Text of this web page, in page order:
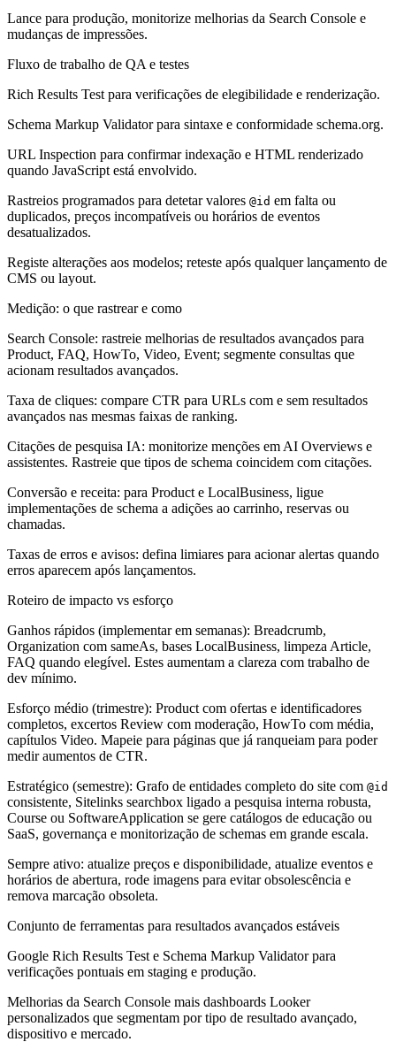
Lance para produção, monitorize melhorias da Search Console e
mudanças de impressões.
Fluxo de trabalho de QA e testes
Rich Results Test para verificações de elegibilidade e renderização.
Schema Markup Validator para sintaxe e conformidade schema.org.
URL Inspection para confirmar indexação e HTML renderizado
quando JavaScript está envolvido.
Rastreios programados para detetar valores @id em falta ou
duplicados, preços incompatíveis ou horários de eventos
desatualizados.
Registe alterações aos modelos; reteste após qualquer lançamento de
CMS ou layout.
Medição: o que rastrear e como
Search Console: rastreie melhorias de resultados avançados para
Product, FAQ, HowTo, Video, Event; segmente consultas que
acionam resultados avançados.
Taxa de cliques: compare CTR para URLs com e sem resultados
avançados nas mesmas faixas de ranking.
Citações de pesquisa IA: monitorize menções em AI Overviews e
assistentes. Rastreie que tipos de schema coincidem com citações.
Conversão e receita: para Product e LocalBusiness, ligue
implementações de schema a adições ao carrinho, reservas ou
chamadas.
Taxas de erros e avisos: defina limiares para acionar alertas quando
erros aparecem após lançamentos.
Roteiro de impacto vs esforço
Ganhos rápidos (implementar em semanas): Breadcrumb,
Organization com sameAs, bases LocalBusiness, limpeza Article,
FAQ quando elegível. Estes aumentam a clareza com trabalho de
dev mínimo.
Esforço médio (trimestre): Product com ofertas e identificadores
completos, excertos Review com moderação, HowTo com média,
capítulos Video. Mapeie para páginas que já ranqueiam para poder
medir aumentos de CTR.
Estratégico (semestre): Grafo de entidades completo do site com @id
consistente, Sitelinks searchbox ligado a pesquisa interna robusta,
Course ou SoftwareApplication se gere catálogos de educação ou
SaaS, governança e monitorização de schemas em grande escala.
Sempre ativo: atualize preços e disponibilidade, atualize eventos e
horários de abertura, rode imagens para evitar obsolescência e
remova marcação obsoleta.
Conjunto de ferramentas para resultados avançados estáveis
Google Rich Results Test e Schema Markup Validator para
verificações pontuais em staging e produção.
Melhorias da Search Console mais dashboards Looker
personalizados que segmentam por tipo de resultado avançado,
dispositivo e mercado.